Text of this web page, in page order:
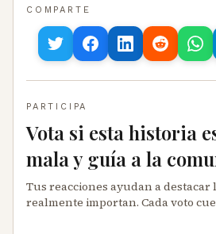
COMPARTE
PARTICIPA
Vota si esta historia
mala y guía a la
Tus reacciones ayudan a
realmente importan. Cada voto